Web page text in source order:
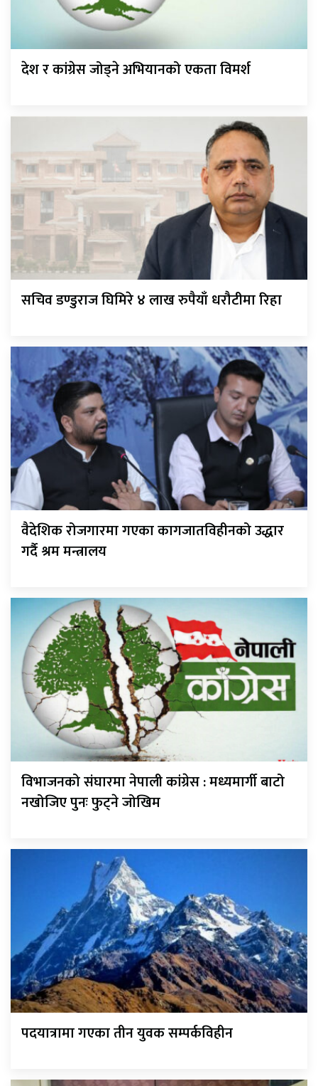
देश र कांग्रेस जोड्ने अभियानको एकता विमर्श
सचिव डण्डुराज घिमिरे ४ लाख रुपैयाँ धरौटीमा रिहा
वैदेशिक रोजगारमा गएका कागजातविहीनको उद्धार
गर्दै श्रम मन्त्रालय
विभाजनको संघारमा नेपाली कांग्रेस : मध्यमार्गी बाटो
नखोजिए पुनः फुट्ने जोखिम
पदयात्रामा गएका तीन युवक सम्पर्कविहीन